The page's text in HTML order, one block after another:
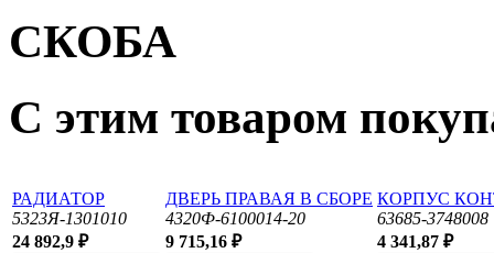
СКОБА
С этим товаром
РАДИАТОР
5323Я-1301010
24 892,9 ₽
ДВЕРЬ ПРАВАЯ В СБОРЕ
4320Ф-6100014-20
9 715,16 ₽
КОРПУС
63685-3748008
4 341,87 ₽